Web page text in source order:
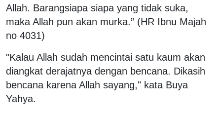
Allah. Barangsiapa siapa yang tidak suka,
maka Allah pun akan murka.” (HR Ibnu Majah
no 4031)
"Kalau Allah sudah mencintai satu kaum akan
diangkat derajatnya dengan bencana. Dikasih
bencana karena Allah sayang," kata Buya
Yahya.